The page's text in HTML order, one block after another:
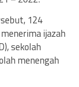
124
ijazah
sekolah
menengah